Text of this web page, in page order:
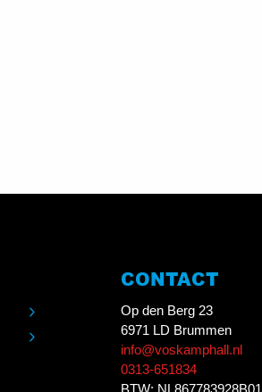
CONTACT
Op den Berg 23
6971 LD Brummen
info@voskamphall.nl
0313-651834